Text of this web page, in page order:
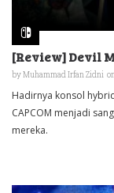
[Review] Devil
byMuhammad Irfan Zidni
Hadirnya konsol
CAPCOM menjadi
mereka.